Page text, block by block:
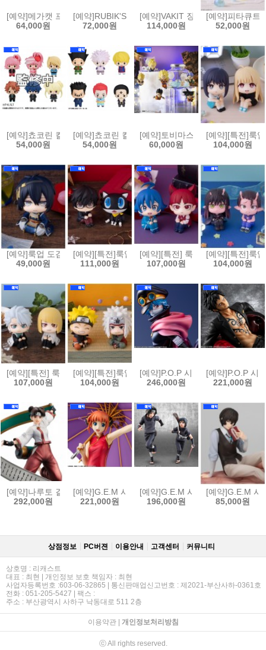
[예약]메가캣 프로젝트 냐루토 나루토 질풍전 - 사제, 인연 편
64,000원
[예약]RUBIK'S ID 다마고치(6개박스판매
72,000원
[예약]VAKIT 장갑기병 보톰즈 회
114,000원
[예약]피타큐트
52,000원
[예약]쵸코린 컬렉션 캐릭캐릭 체인지(6개박스판매)[4535123852909]
54,000원
[예약]쵸코린 컬렉션 헌터x헌터(6개박스판매
54,000원
[예약]토비마스 드래곤볼 Vol.3 (6
60,000원
[예약][특전]룩
104,000원
[예약]룩업 도검난무 - 미카즈키 무네치카[4535123852930]
49,000원
[예약][특전]룩업 페르소나 5 더 로열 - 주인공 & 모
111,000원
[예약][특전] 룩업 악마에 입문했
107,000원
[예약][특전]룩
104,000원
[예약][특전] 룩업 블리치 - 히츠가야 토시로 천년혈전편 & 히라코 신
107,000원
[예약][특전]룩업 나루토 질풍전 - 우즈마키 나루토
104,000원
[예약]P.O.P 시리즈 원피스 -
246,000원
[예약]P.O.P 시
221,000원
[예약]나루토 걸즈 나루토 질풍전 - 텐텐[4535123852435]
292,000원
[예약]G.E.M 시리즈 은혼 - 카구라 (한정복각판
221,000원
[예약]G.E.M 시리즈 나루토 질풍
196,000원
[예약]G.E.M 시
85,000원
상점정보 PC버젼 이용안내 고객센터 커뮤니티
상호명 : 리캐스트
대표 : 최현 | 개인정보 보호 책임자 : 최현
사업자등록번호 :603-06-32865 | 통신판매업신고번호 : 제2021-부산사하-0361호
전화 : 051-205-5427 | 팩스 :
주소 : 부산광역시 사하구 낙동대로 511 2층
이용약관| 개인정보처리방침
ⓒ All rights reserved.